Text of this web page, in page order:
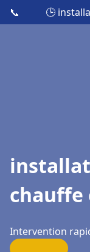
📞 🕒
chauffe
Intervention